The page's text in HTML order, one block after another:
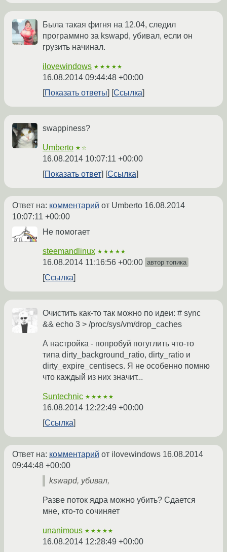
Была такая фигня на 12.04, следил
программно за kswapd, убивал, если он
грузить начинал.
ilovewindows ★★★★★
16.08.2014 09:44:48 +00:00
Показать ответы
Ссылка
swappiness?
Umberto ★☆
16.08.2014 10:07:11 +00:00
Показать ответ
Ссылка
Ответ на: комментарий от Umberto 16.08.2014
10:07:11 +00:00
Не помогает
steemandlinux ★★★★★
16.08.2014 11:16:56 +00:00 автор топика
Ссылка
Очистить как-то так можно по идеи: # sync
&& echo 3 > /proc/sys/vm/drop_caches
А настройка - попробуй погуглить что-то
типа dirty_background_ratio, dirty_ratio и
dirty_expire_centisecs. Я не особенно помню
что каждый из них значит...
Suntechnic ★★★★★
16.08.2014 12:22:49 +00:00
Ссылка
Ответ на: комментарий от ilovewindows 16.08.2014
09:44:48 +00:00
kswapd, убивал,
Разве поток ядра можно убить? Сдается
мне, кто-то сочиняет
unanimous ★★★★★
16.08.2014 12:28:49 +00:00